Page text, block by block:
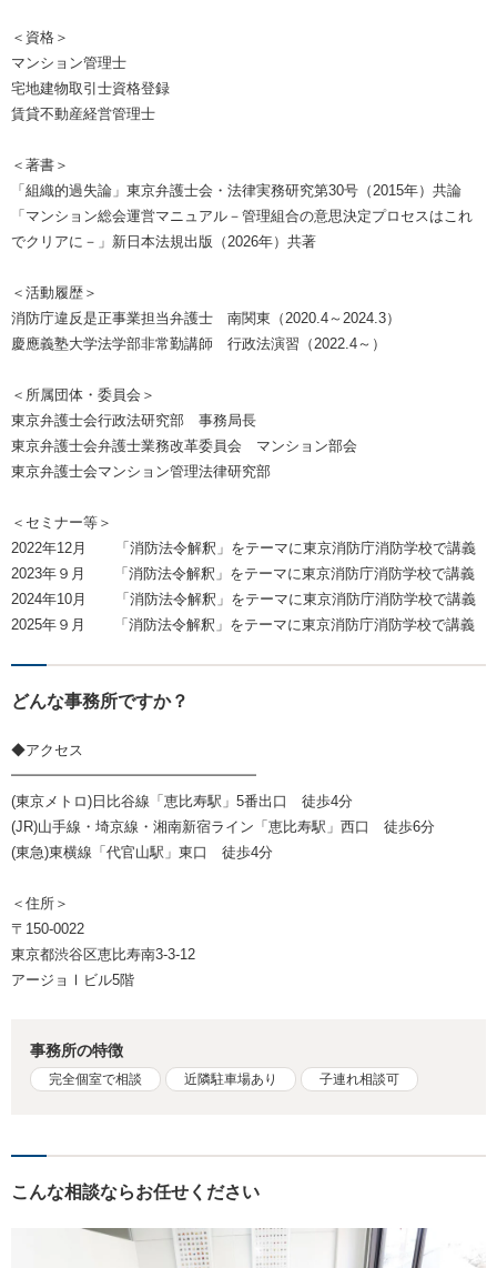
＜資格＞
マンション管理士
宅地建物取引士資格登録
賃貸不動産経営管理士
＜著書＞
「組織的過失論」東京弁護士会・法律実務研究第30号（2015年）共論
「マンション総会運営マニュアル－管理組合の意思決定プロセスはこれ
でクリアに－」新日本法規出版（2026年）共著
＜活動履歴＞
消防庁違反是正事業担当弁護士 南関東（2020.4～2024.3）
慶應義塾大学法学部非常勤講師 行政法演習（2022.4～）
＜所属団体・委員会＞
東京弁護士会行政法研究部 事務局長
東京弁護士会弁護士業務改革委員会 マンション部会
東京弁護士会マンション管理法律研究部
＜セミナー等＞
2022年12月 「消防法令解釈」をテーマに東京消防庁消防学校で講義
2023年９月 「消防法令解釈」をテーマに東京消防庁消防学校で講義
2024年10月 「消防法令解釈」をテーマに東京消防庁消防学校で講義
2025年９月 「消防法令解釈」をテーマに東京消防庁消防学校で講義
どんな事務所ですか？
◆アクセス
━━━━━━━━━━━━━━━━━
(東京メトロ)日比谷線「恵比寿駅」5番出口 徒歩4分
(JR)山手線・埼京線・湘南新宿ライン「恵比寿駅」西口 徒歩6分
(東急)東横線「代官山駅」東口 徒歩4分
＜住所＞
〒150-0022
東京都渋谷区恵比寿南3-3-12
アージョⅠビル5階
事務所の特徴
完全個室で相談 近隣駐車場あり 子連れ相談可
こんな相談ならお任せください